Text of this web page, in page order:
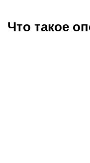
Что такое
Опекунство бывает